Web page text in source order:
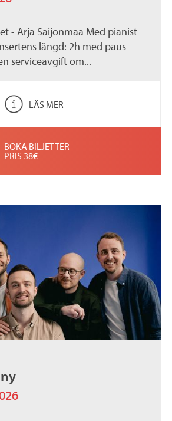
- Arja Saijonmaa Med pianist
längd: 2h med paus
serviceavgift om...
LÄS MER
BOKA BILJETTER
PRIS 38€